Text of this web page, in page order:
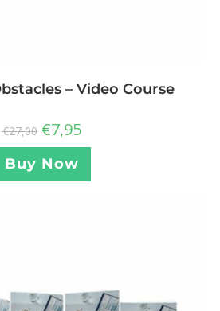
– Video Course
€27,00 €7,95
Buy Now